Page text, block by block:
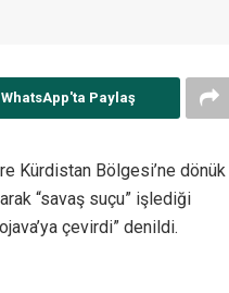
WhatsApp'ta Paylaş
Kürdistan Bölgesi’ne dönük
“savaş suçu” işlediği
çevirdi” denildi.